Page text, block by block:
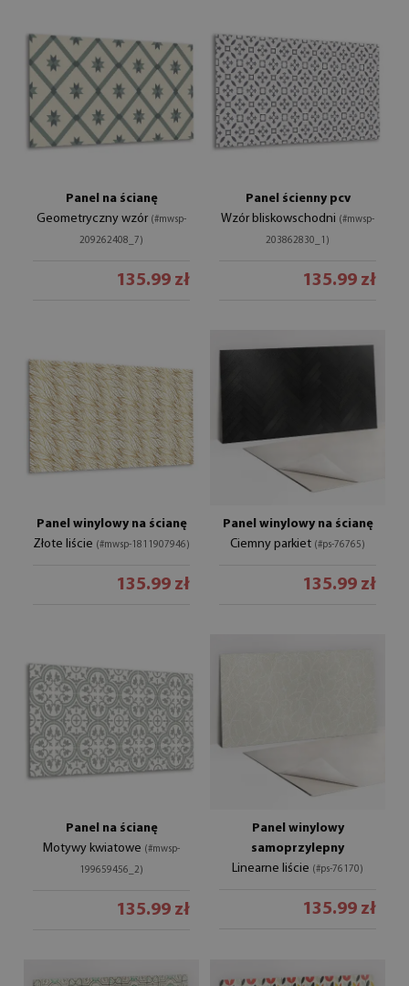
Panel na ścianę
Geometryczny wzór (#mwsp-
209262408_7)
135.99 zł
Panel ścienny pcv
Wzór bliskowschodni (#mwsp-
203862830_1)
135.99 zł
Panel winylowy na ścianę
Złote liście (#mwsp-1811907946)
135.99 zł
Panel winylowy na ścianę
Ciemny parkiet (#ps-76765)
135.99 zł
Panel na ścianę
Motywy kwiatowe (#mwsp-
199659456_2)
135.99 zł
Panel winylowy
samoprzylepny
Linearne liście (#ps-76170)
135.99 zł